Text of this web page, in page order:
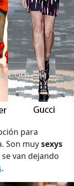
para
Son muysexys
van dejando
.